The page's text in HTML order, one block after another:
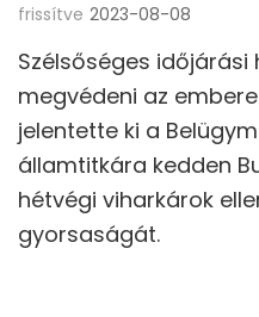
frissítve 2023-08-08
Szélsőséges időjárási
megvédeni az
jelentette ki a
államtitkára kedden
hétvégi viharkárok
gyorsaságát.